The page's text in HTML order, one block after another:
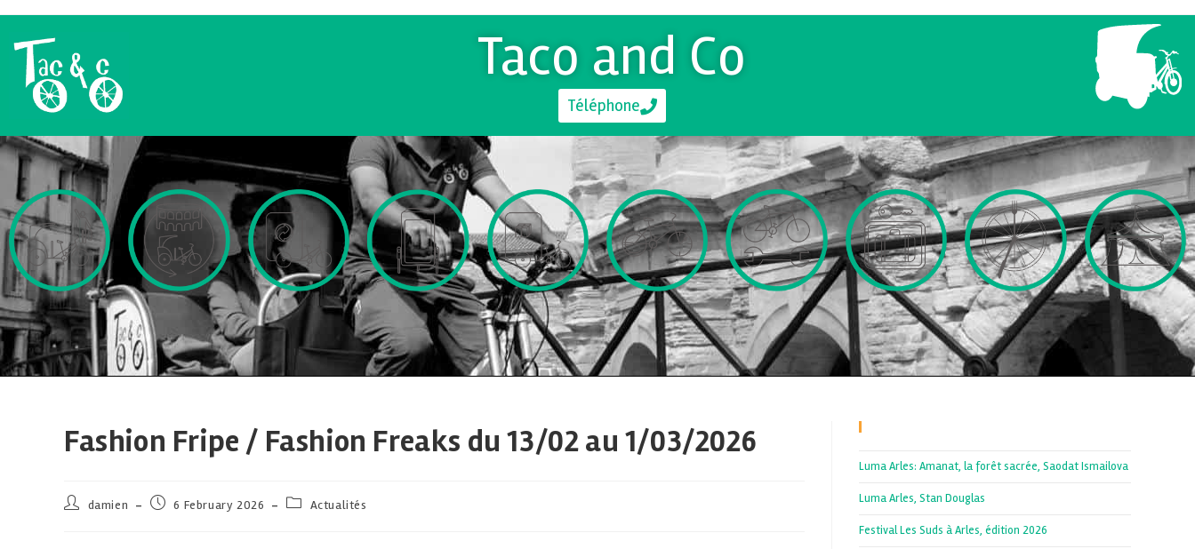
Taco and Co
Téléphone
Fashion Fripe / Fashion Freaks du 13/02 au 1/03/2026
damien 6 February 2026 Actualités
Luma Arles: Amanat, la forêt sacrée, Saodat Ismailova
Luma Arles, Stan Douglas
Festival Les Suds à Arles, édition 2026